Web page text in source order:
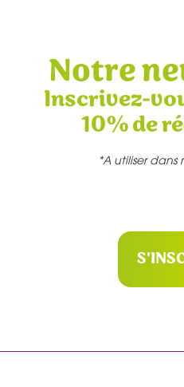
Notre
Inscrivez-
10% de
*A utiliser dans